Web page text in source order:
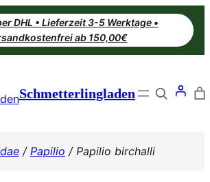
DHL • Lieferzeit 3-5 Werktage •
ab 150,00€
Schmetterlingladen Search
/ Papilio / Papilio birchalli